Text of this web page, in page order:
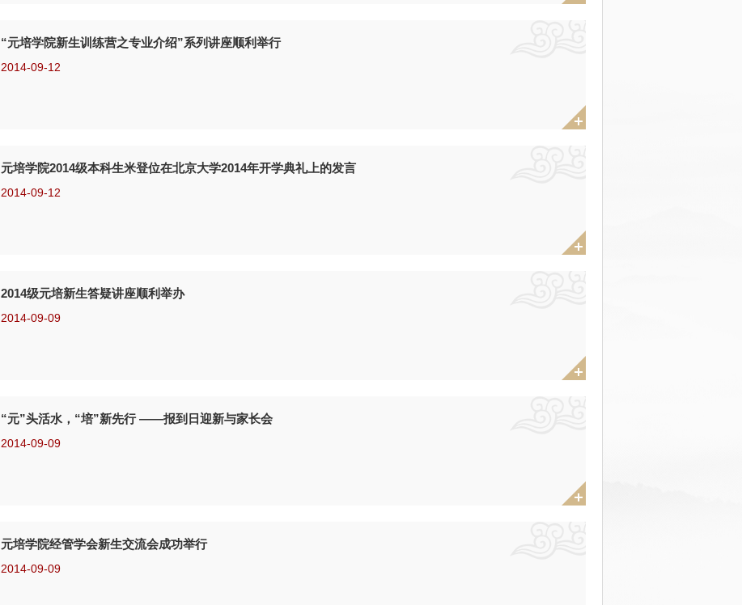
“元培学院新生训练营之专业介绍”系列讲座顺利举行
2014-09-12
元培学院2014级本科生米登位在北京大学2014年开学典礼上的发言
2014-09-12
2014级元培新生答疑讲座顺利举办
2014-09-09
“元”头活水，“培”新先行 ——报到日迎新与家长会
2014-09-09
元培学院经管学会新生交流会成功举行
2014-09-09